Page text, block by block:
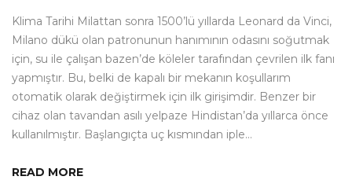
Klima Tarihi Milattan sonra 1500’lü yıllarda Leonard da Vinci,
Milano dükü olan patronunun hanımının odasını soğutmak
için, su ile çalışan bazen’de köleler tarafından çevrilen ilk fanı
yapmıştır. Bu, belki de kapalı bir mekanın koşullarım
otomatik olarak değiştirmek için ilk girişimdir. Benzer bir
cihaz olan tavandan asılı yelpaze Hindistan’da yıllarca önce
kullanılmıştır. Başlangıçta uç kısmından iple…
READ MORE